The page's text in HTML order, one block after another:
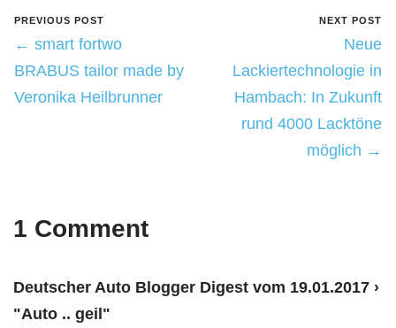
PREVIOUS POST
← smart fortwo
BRABUS tailor made by
Veronika Heilbrunner
NEXT POST
Neue
Lackiertechnologie in
Hambach: In Zukunft
rund 4000 Lacktöne
möglich →
1 Comment
Deutscher Auto Blogger Digest vom 19.01.2017 ›
"Auto .. geil"